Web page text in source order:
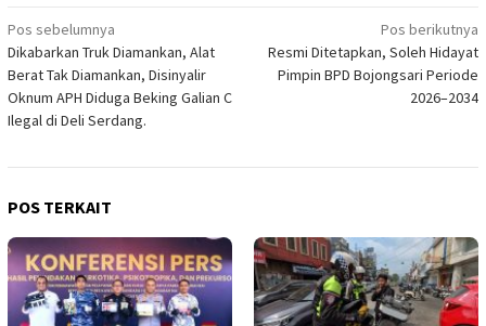
Navigasi
pos
Pos sebelumnya
Dikabarkan Truk Diamankan, Alat
Berat Tak Diamankan, Disinyalir
Oknum APH Diduga Beking Galian C
Ilegal di Deli Serdang.
Pos berikutnya
Resmi Ditetapkan, Soleh Hidayat
Pimpin BPD Bojongsari Periode
2026–2034
POS TERKAIT